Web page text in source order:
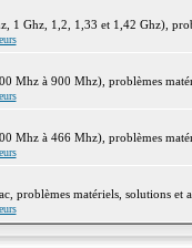
1 Ghz, 1,2, 1,33 et 1,42 Ghz),
Mhz à 900 Mhz), problèmes
Mhz à 466 Mhz), problèmes
problèmes matériels, solutions et